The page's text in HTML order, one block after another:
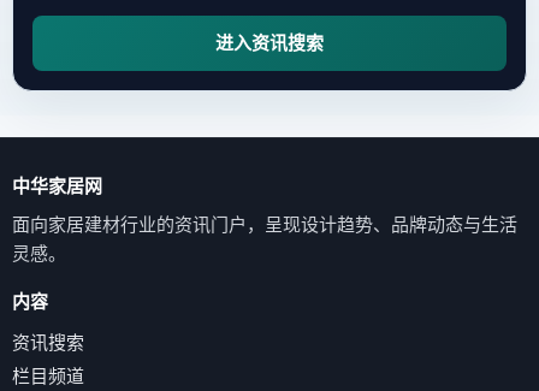
进入资讯搜索
中华家居网
面向家居建材行业的资讯门户，呈现设计趋势、品牌动态与生活
灵感。
内容
资讯搜索
栏目频道